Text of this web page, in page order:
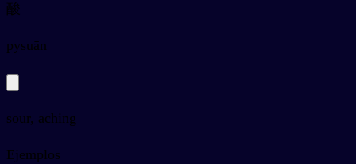
酸
pysuān
sour, aching
Ejemplos